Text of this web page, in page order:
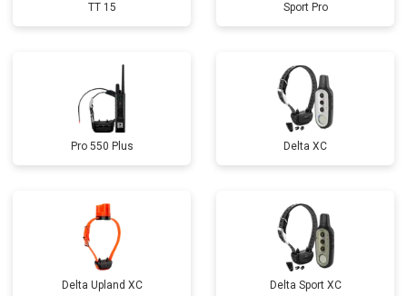
TT 15 Sport Pro
Pro 550 Plus Delta XC
Delta Upland XC Delta Sport XC